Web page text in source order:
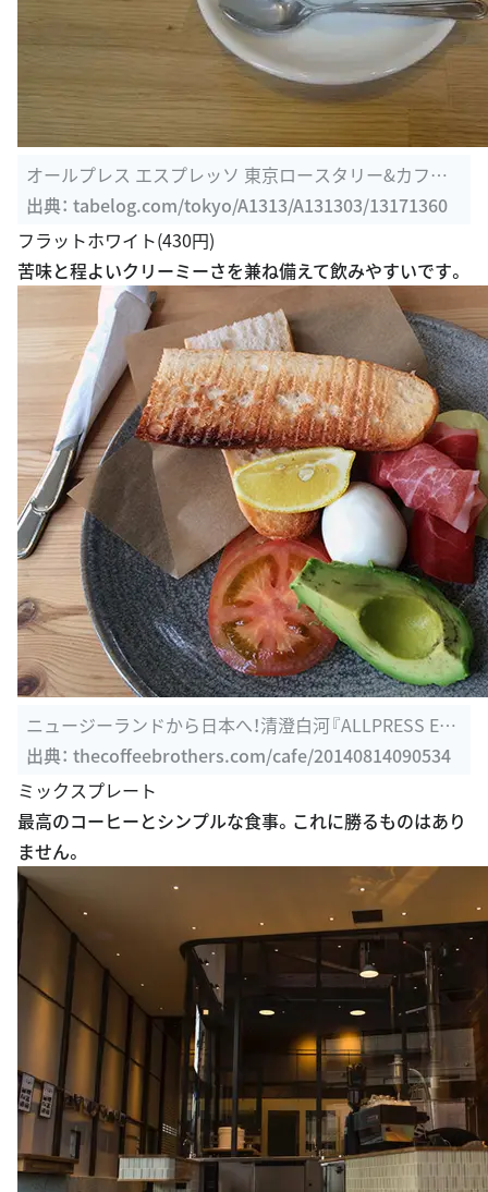
オールプレス エスプレッソ 東京ロースタリー&カフェ
（ALLPRESS ...
出典：tabelog.com/tokyo/A1313/A131303/13171360
フラットホワイト(430円)
苦味と程よいクリーミーさを兼ね備えて飲みやすいです。
ニュージーランドから日本へ！清澄白河『ALLPRESS ESP
RESSO（オール ...
出典：thecoffeebrothers.com/cafe/20140814090534
ミックスプレート
最高のコーヒーとシンプルな食事。これに勝るものはあり
ません。